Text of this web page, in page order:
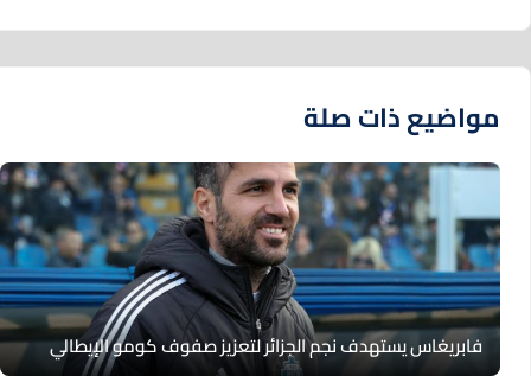
مواضيع ذات صلة
فابريغاس يستهدف نجم الجزائر لتعزيز صفوف كومو الإيطالي